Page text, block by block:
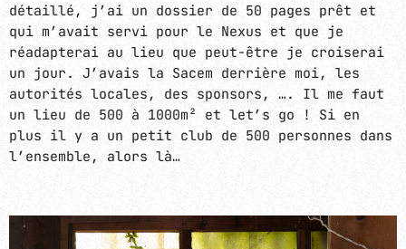
détaillé, j’ai un dossier de 50 pages prêt et
qui m’avait servi pour le Nexus et que je
réadapterai au lieu que peut-être je croiserai
un jour. J’avais la Sacem derrière moi, les
autorités locales, des sponsors, …. Il me faut
un lieu de 500 à 1000m² et let’s go ! Si en
plus il y a un petit club de 500 personnes dans
l’ensemble, alors là…